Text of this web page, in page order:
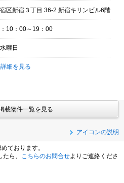
区新宿３丁目 36-2 新宿キリンビル6階
10：00～19：00
曜日
細を見る
載物件一覧を見る
アイコンの説明
ております。
ら、
こちらのお問合せよりご連絡くださ